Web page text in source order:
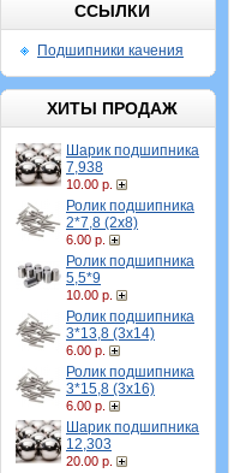
ССЫЛКИ
Подшипники качения
ХИТЫ ПРОДАЖ
Шарик подшипника
7,938
10.00 р.
Ролик подшипника
2*7,8 (2х8)
6.00 р.
Ролик подшипника
5,5*9
10.00 р.
Ролик подшипника
3*13,8 (3х14)
6.00 р.
Ролик подшипника
3*15,8 (3х16)
6.00 р.
Шарик подшипника
12,303
20.00 р.